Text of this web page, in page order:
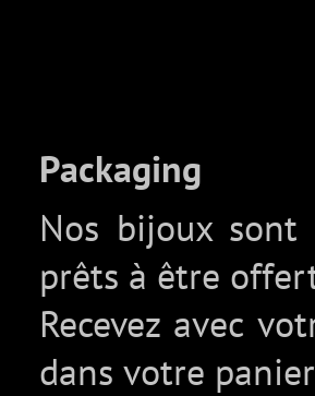
Packaging
Nos bijoux
prêts à être
Recevez avec
dans votre